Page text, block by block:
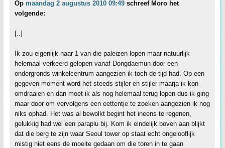
Op maandag 2 augustus 2010 09:49 schreef Moro het
volgende:
[..]
Ik zou eigenlijk naar 1 van die paleizen lopen maar natuurlijk
helemaal verkeerd gelopen vanaf Dongdaemun door een
ondergronds winkelcentrum aangezien ik toch de tijd had. Op een
gegeven moment word het steeds stijler en stijler maarja ik kon
omdraaien en dan moet ik als nog helemaal terug lopen dus ik ging
maar door om vervolgens een eettentje te zoeken aangezien ik nog
niks ophad. Het was al bewolkt begint het ineens te regenen,
gelukkig had wel een paraplu bij. Kom ik eindelijk boven aan blijkt
dat die berg te zijn waar Seoul tower op staat echt ongelooflijk
mistig niet eens de moeite gedaan om die toren in te gaan